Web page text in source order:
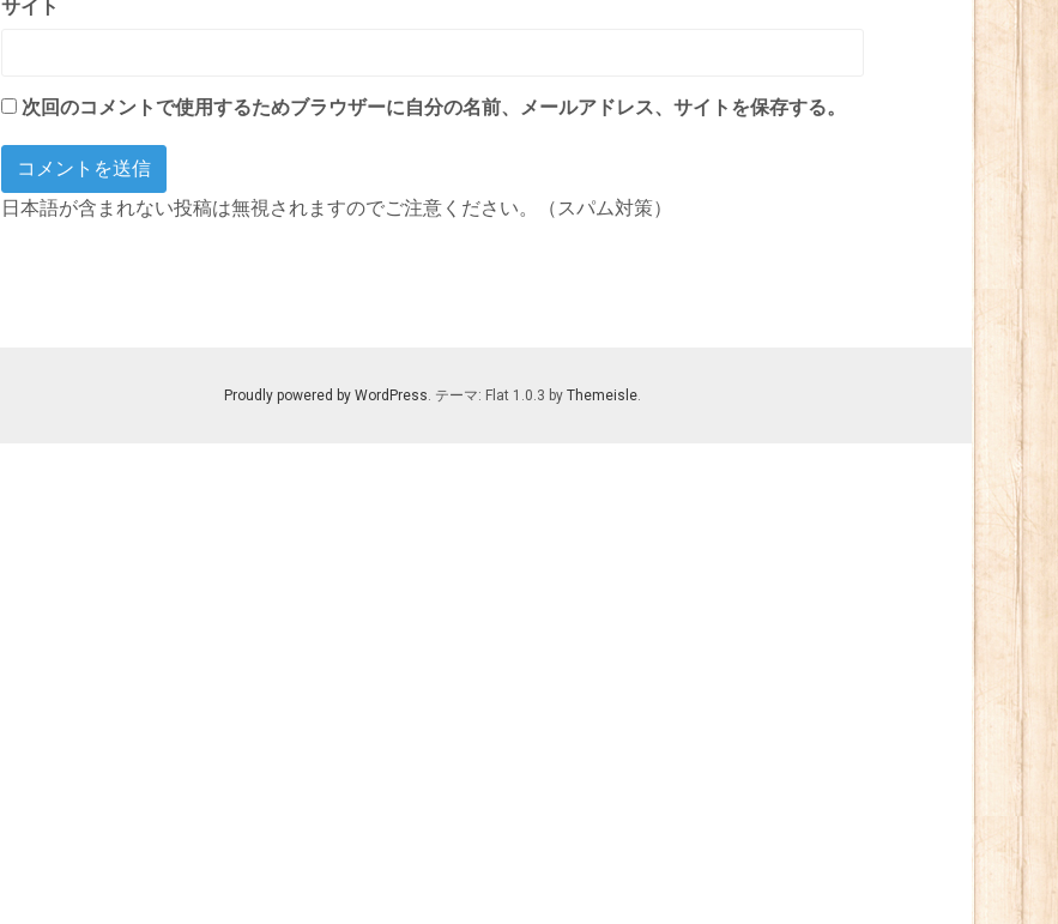
サイト
次回のコメントで使用するためブラウザーに自分の名前、メールアドレス、サイトを保存する。
日本語が含まれない投稿は無視されますのでご注意ください。（スパム対策）
Proudly powered by WordPress. テーマ: Flat 1.0.3 by Themeisle.